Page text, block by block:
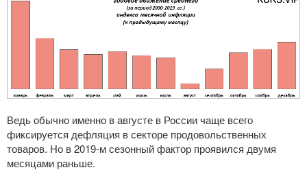
Ведь обычно именно в августе в России чаще всего
фиксируется дефляция в секторе продовольственных
товаров. Но в2019-мсезонный фактор проявился двумя
месяцами раньше.